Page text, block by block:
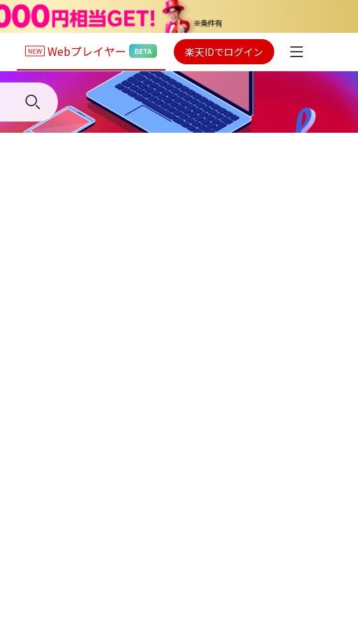
Webプレイヤー 楽天IDでログイン